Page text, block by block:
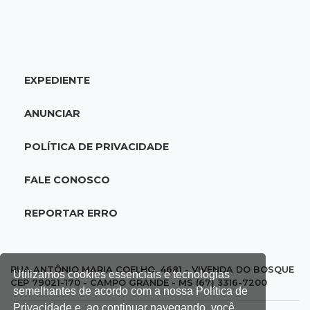
Utilizamos cookies essenciais e tecnologias
semelhantes de acordo com a nossa Política de
Privacidade e, ao continuar navegando, você
18:24Balanço
e déficit em grande parte de MS
Ensino Fundamental melhora em Campo
volta a ser alvo por comércio de armas
17:42 Bonito
EXPEDIENTE
ANUNCIAR
POLÍTICA DE PRIVACIDADE
FALE CONOSCO
REPORTAR ERRO
RUA ANTÔNIO MARIA COELHO, 4681 - VIVENDA DO BOSQUE
CEP 79021-170 - CAMPO GRANDE - MS (67) 3316-7200